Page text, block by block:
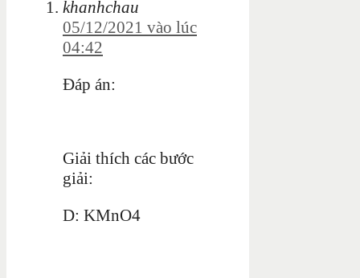
khanhchau
05/12/2021 vào lúc
04:42
Đáp án:
Giải thích các bước
giải:
D: KMnO4